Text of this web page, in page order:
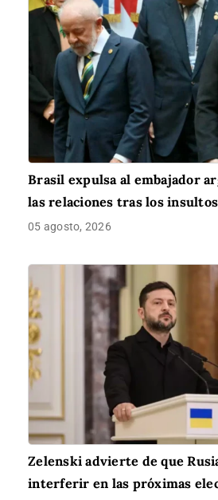
Brasil expulsa al embajador
las relaciones tras los insultos
05 agosto, 2026
Zelenski advierte de que
interferir en las próximas